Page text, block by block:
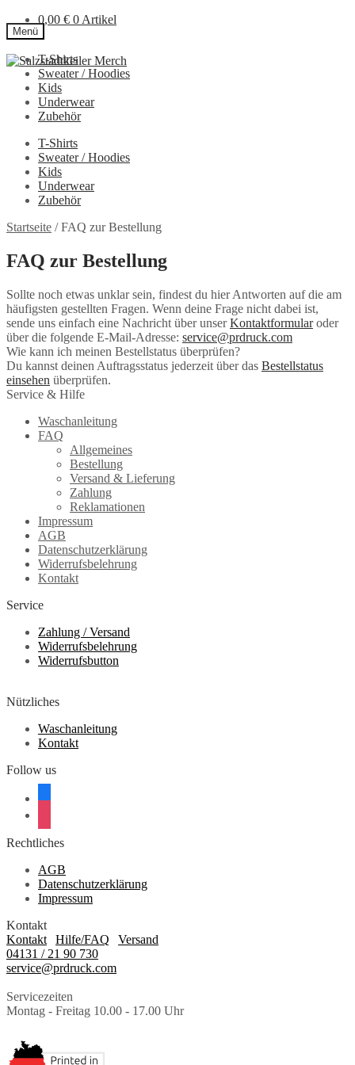
0,00 € 0 Artikel
Zur
Navigation
springen
Zum
Inhalt
springen
Menü
T-Shirts
Sweater / Hoodies
Kids
Underwear
Zubehör
T-Shirts
Sweater / Hoodies
Kids
Underwear
Zubehör
Startseite /FAQ zur Bestellung
FAQ zur Bestellung
Sollte noch etwas unklar sein, findest du hier Antworten auf die am
häufigsten gestellten Fragen. Wenn deine Frage nicht dabei ist,
sende uns einfach eine Nachricht über unserKontaktformularoder
über die folgende E-Mail-Adresse: service@prdruck.com
Wie kann ich meinen Bestellstatus überprüfen?
Du kannst deinen Auftragsstatus jederzeit über das Bestellstatus
einsehen überprüfen.
Service & Hilfe
Waschanleitung
FAQ
Allgemeines
Bestellung
Versand & Lieferung
Zahlung
Reklamationen
Impressum
AGB
Datenschutzerklärung
Widerrufsbelehrung
Kontakt
Service
Zahlung / Versand
Widerrufsbelehrung
Widerrufsbutton
Nützliches
Waschanleitung
Kontakt
Follow us
Rechtliches
AGB
Datenschutzerklärung
Impressum
Kontakt
Kontakt
Hilfe/FAQ
Versand
04131 / 21 90 730
service@prdruck.com
Servicezeiten
Montag - Freitag 10.00 - 17.00 Uhr